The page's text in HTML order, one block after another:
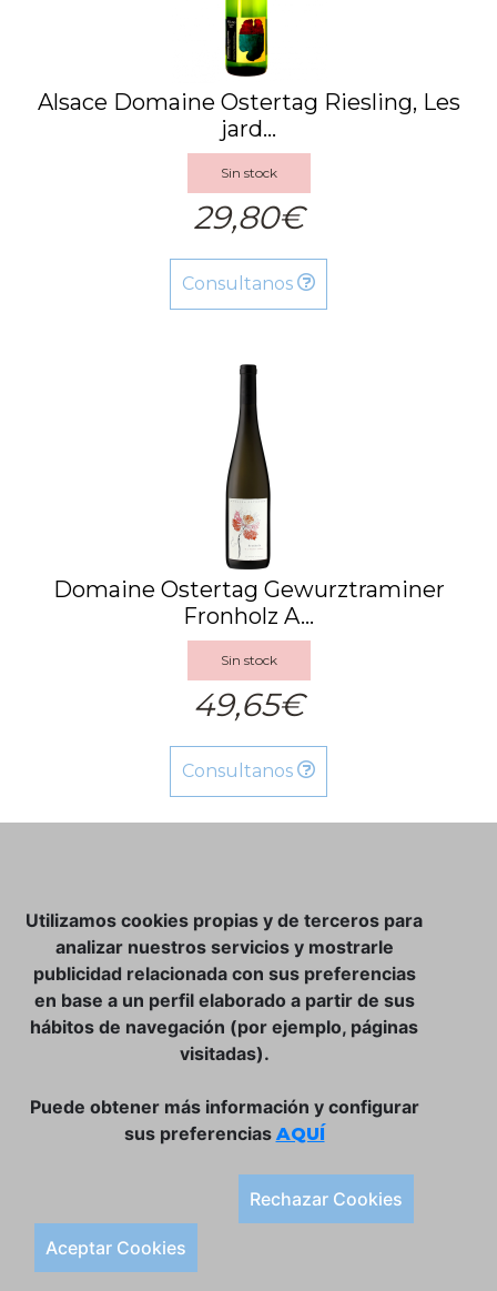
Alsace Domaine Ostertag Riesling, Les
jard...
Sin stock
29,80€
Consultanos
Domaine Ostertag Gewurztraminer
Fronholz A...
Sin stock
49,65€
Consultanos
CLUB VINATER
CONTACTO
TIENDA ONLINE:
Plaça de la Llibertat, 22, 07760 Ciutadella
Tlf. 971 93 78 75
Utilizamos cookies propias y de terceros para
analizar nuestros servicios y mostrarle
publicidad relacionada con sus preferencias
en base a un perfil elaborado a partir de sus
hábitos de navegación (por ejemplo, páginas
visitadas).
Puede obtener más información y configurar
sus preferencias AQUÍ
Rechazar Cookies
Aceptar Cookies